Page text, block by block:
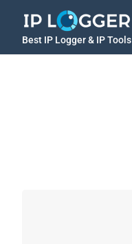
Best IP Logger & IP Tools